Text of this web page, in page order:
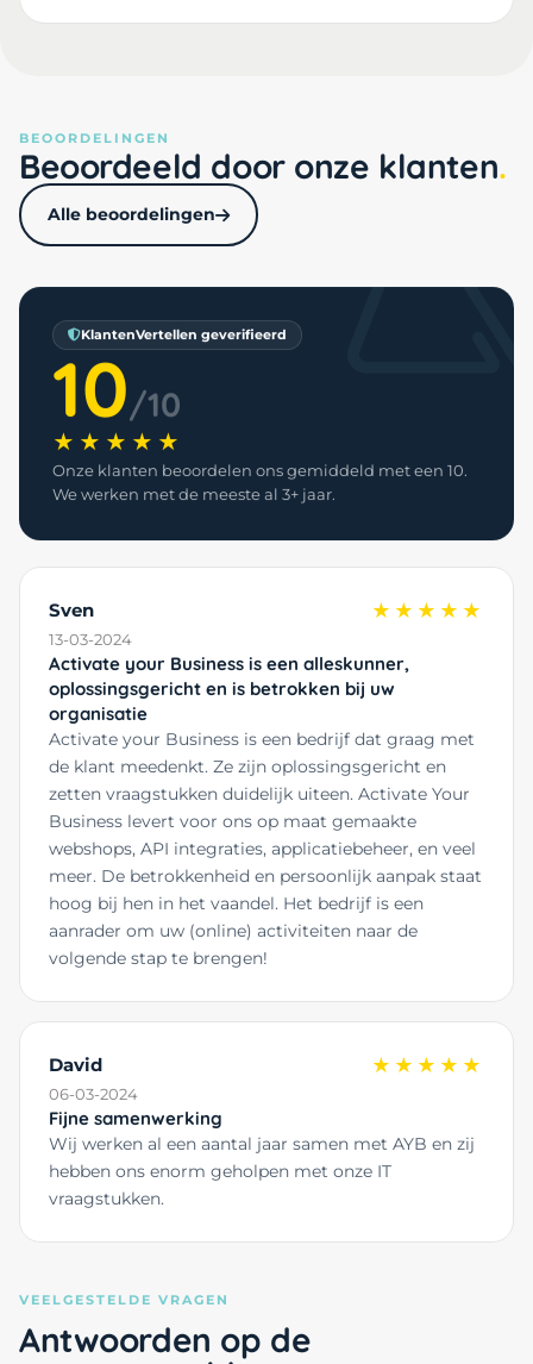
BEOORDELINGEN
Beoordeeld door onze klanten
Alle beoordelingen
KlantenVertellen geverifieerd
10/10
★★★★★
Onze klanten beoordelen ons gemiddeld met een 10.
We werken met de meeste al 3+ jaar.
Sven
13-03-2024
★★★★★
Activate your Business is een alleskunner,
oplossingsgericht en is betrokken bij uw
organisatie
Activate your Business is een bedrijf dat graag met
de klant meedenkt. Ze zijn oplossingsgericht en
zetten vraagstukken duidelijk uiteen. Activate Your
Business levert voor ons op maat gemaakte
webshops, API integraties, applicatiebeheer, en veel
meer. De betrokkenheid en persoonlijk aanpak staat
hoog bij hen in het vaandel. Het bedrijf is een
aanrader om uw (online) activiteiten naar de
volgende stap te brengen!
David
06-03-2024
★★★★★
Fijne samenwerking
Wij werken al een aantal jaar samen met AYB en zij
hebben ons enorm geholpen met onze IT
vraagstukken.
VEELGESTELDE VRAGEN
Antwoorden op de